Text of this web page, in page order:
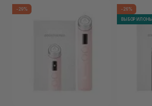
-29%
-26%
ВЫБОР ИЛОНЫ